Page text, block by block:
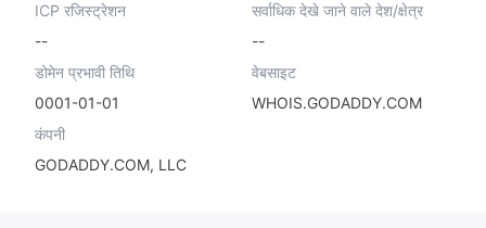
ICP रजिस्ट्रेशन
--
सर्वाधिक देखे जाने वाले देश/क्षेत्र
--
डोमेन प्रभावी तिथि
0001-01-01
वेबसाइट
WHOIS.GODADDY.COM
कंपनी
GODADDY.COM, LLC